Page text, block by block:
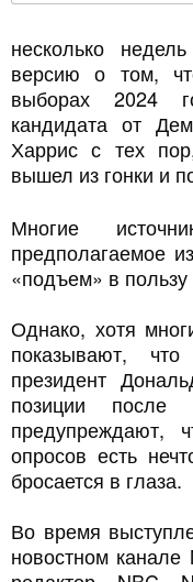
несколько
версию о том,
выборах 2024
кандидата от
Харрис с тех
вышел из гонки и
Многие
предполагаемое
«подъем» в
Однако, хотя
показывают,
президент
позиции после
предупреждают,
опросов есть
бросается в глаза.
Во время
новостном канале